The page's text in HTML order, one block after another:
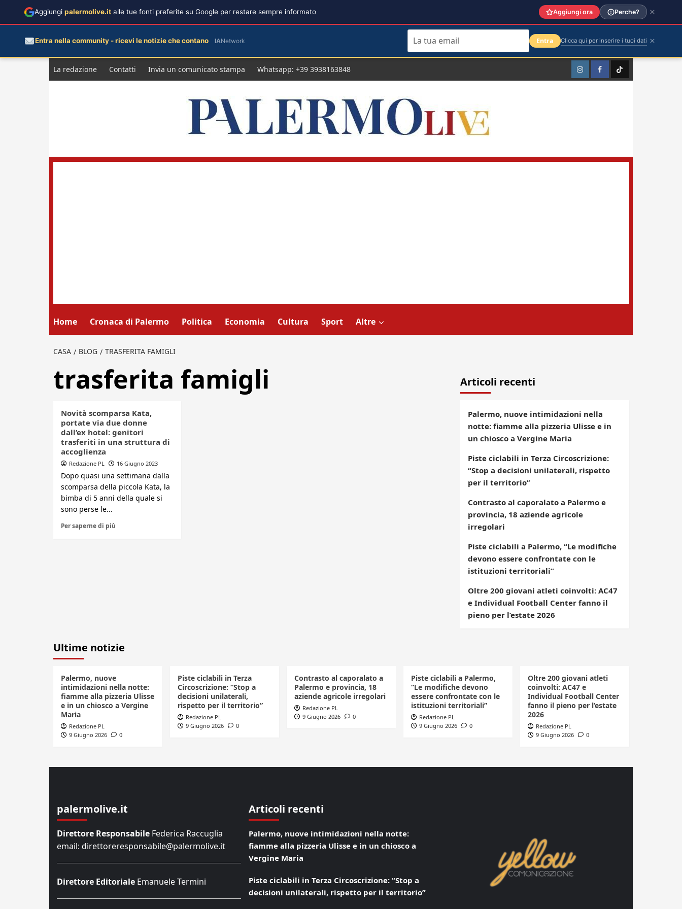
La redazione Contatti Invia un comunicato stampa Whatsapp: +39 3938163848 InstagramFacebookTikTok
Home Cronaca di Palermo Politica Economia Cultura Sport Altre
CASA BLOG TRASFERITA FAMIGLI
trasferita famigli
Novità scomparsa Kata,
portate via due donne
dall’ex hotel: genitori
trasferiti in una struttura di
accoglienza
Redazione PL 16 Giugno 2023
Dopo quasi una settimana dalla
scomparsa della piccola Kata, la
bimba di 5 anni della quale si
sono perse le...
Per saperne di più
Articoli recenti
Palermo, nuove intimidazioni nella
notte: fiamme alla pizzeria Ulisse e in
un chiosco a Vergine Maria
Piste ciclabili in Terza Circoscrizione:
“Stop a decisioni unilaterali, rispetto
per il territorio”
Contrasto al caporalato a Palermo e
provincia, 18 aziende agricole
irregolari
Piste ciclabili a Palermo, “Le modifiche
devono essere confrontate con le
istituzioni territoriali”
Oltre 200 giovani atleti coinvolti: AC47
e Individual Football Center fanno il
pieno per l’estate 2026
Ultime notizie
Palermo, nuove
intimidazioni nella notte:
fiamme alla pizzeria Ulisse
e in un chiosco a Vergine
Maria
Redazione PL
9 Giugno 2026
0
Piste ciclabili in Terza
Circoscrizione: “Stop a
decisioni unilaterali,
rispetto per il territorio”
Redazione PL
9 Giugno 2026
0
Contrasto al caporalato a
Palermo e provincia, 18
aziende agricole irregolari
Redazione PL
9 Giugno 2026
0
Piste ciclabili a Palermo,
“Le modifiche devono
essere confrontate con le
istituzioni territoriali”
Redazione PL
9 Giugno 2026
0
Oltre 200 giovani atleti
coinvolti: AC47 e
Individual Football Center
fanno il pieno per l’estate
2026
Redazione PL
9 Giugno 2026
0
palermolive.it
Direttore Responsabile Federica Raccuglia
email: direttoreresponsabile@palermolive.it
Direttore Editoriale Emanuele Termini
Articoli recenti
Palermo, nuove intimidazioni nella notte:
fiamme alla pizzeria Ulisse e in un chiosco a
Vergine Maria
Piste ciclabili in Terza Circoscrizione: “Stop a
decisioni unilaterali, rispetto per il territorio”
Aggiungi palermolive.it alle tue fonti preferite su Google per restare sempre informato Aggiungi ora Perche?
Entra nella community - ricevi le notizie che contano IANetwork Entra Clicca qui per inserire i tuoi dati